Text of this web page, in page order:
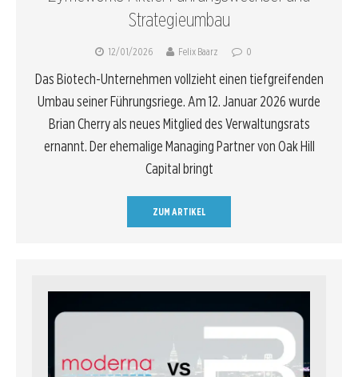
Strategieumbau
12/01/2026 Felix Baarz 0
Das Biotech-Unternehmen vollzieht einen tiefgreifenden
Umbau seiner Führungsriege. Am 12. Januar 2026 wurde
Brian Cherry als neues Mitglied des Verwaltungsrats
ernannt. Der ehemalige Managing Partner von Oak Hill
Capital bringt
ZUM ARTIKEL